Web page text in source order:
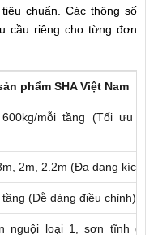
chuẩn. Các thông số
cầu riêng cho từng đơn
phẩm SHA Việt Nam
mỗi tầng (Tối ưu
2m, 2.2m (Đa dạng kích
(Dễ dàng điều chỉnh)
nguội loại 1, sơn tĩnh